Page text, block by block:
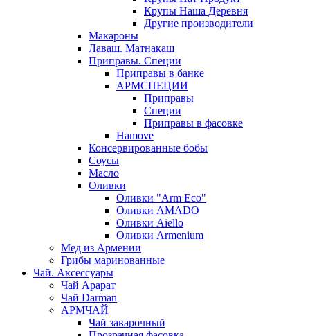
Крупы Наша Деревня
Другие производители
Макароны
Лаваш. Матнакаш
Приправы. Специи
Приправы в банке
АРМСПЕЦИИ
Приправы
Специи
Приправы в фасовке
Hamove
Консервированные бобы
Соусы
Масло
Оливки
Оливки "Arm Eco"
Оливки AMADO
Оливки Aiello
Оливки Armenium
Мед из Армении
Грибы маринованные
Чай. Аксессуары
Чай Арарат
Чай Darman
АРМЧАЙ
Чай заварочный